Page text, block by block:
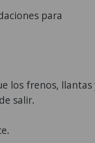
para
los frenos, llantas
salir.